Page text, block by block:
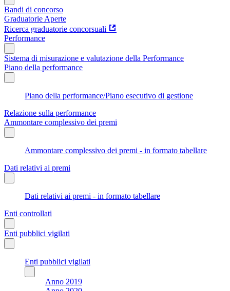
Bandi di concorso
Graduatorie Aperte
Ricerca graduatorie concorsuali
Performance
Sistema di misurazione e valutazione della Performance
Piano della performance
Piano della performance/Piano esecutivo di gestione
Relazione sulla performance
Ammontare complessivo dei premi
Ammontare complessivo dei premi - in formato tabellare
Dati relativi ai premi
Dati relativi ai premi - in formato tabellare
Enti controllati
Enti pubblici vigilati
Enti pubblici vigilati
Anno 2019